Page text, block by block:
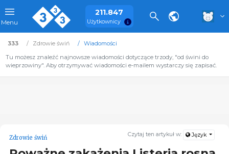
Menu
211.847
Użytkownicy
333 Zdrowie świń
Wiadomości
Tu możesz znaleźć najnowsze wiadomości dotyczące trzody, "od świni do
wieprzowiny". Aby otrzymywać wiadomości e-mailem wystarczy się zapisać.
Czytaj ten artykuł w: Język
Zdrowie świń